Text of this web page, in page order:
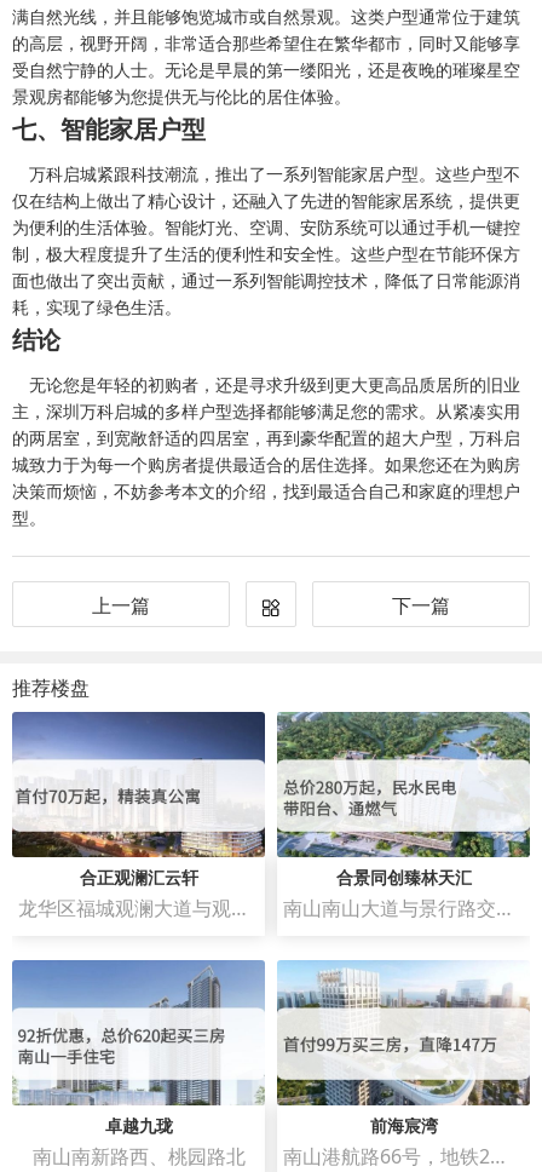
满自然光线，并且能够饱览城市或自然景观。这类户型通常位于建筑
的高层，视野开阔，非常适合那些希望住在繁华都市，同时又能够享
受自然宁静的人士。无论是早晨的第一缕阳光，还是夜晚的璀璨星空
景观房都能够为您提供无与伦比的居住体验。
七、智能家居户型
万科启城紧跟科技潮流，推出了一系列智能家居户型。这些户型不
仅在结构上做出了精心设计，还融入了先进的智能家居系统，提供更
为便利的生活体验。智能灯光、空调、安防系统可以通过手机一键控
制，极大程度提升了生活的便利性和安全性。这些户型在节能环保方
面也做出了突出贡献，通过一系列智能调控技术，降低了日常能源消
耗，实现了绿色生活。
结论
无论您是年轻的初购者，还是寻求升级到更大更高品质居所的旧业
主，深圳万科启城的多样户型选择都能够满足您的需求。从紧凑实用
的两居室，到宽敞舒适的四居室，再到豪华配置的超大户型，万科启
城致力于为每一个购房者提供最适合的居住选择。如果您还在为购房
决策而烦恼，不妨参考本文的介绍，找到最适合自己和家庭的理想户
型。
上一篇 下一篇
推荐楼盘
合正观澜汇云轩
龙华区福城观澜大道与观澜人民路交汇处西南侧
合景同创臻林天汇
南山南山大道与景行路交汇处西南侧
卓越九珑
南山南新路西、桃园路北
前海宸湾
南山港航路66号，地铁2号线和5号线赤湾地铁站C出口